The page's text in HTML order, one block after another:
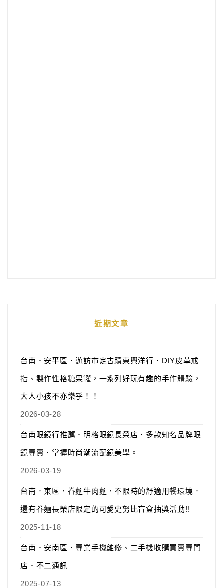
近期文章
台南．安平區．遊訪市定古蹟東興洋行．DIY皮革戒
指、製作性格糖果罐，一系列好玩有趣的手作體驗，
大人小孩不亦樂乎！！
2026-03-28
台南眼鏡行推薦．明格眼鏡長榮店．多款知名品牌眼
鏡專賣．掌握時尚潮流配鏡美學。
2026-03-19
台南．東區．眷麵牛肉麵．不限時的舒適用餐環境．
還有眷麵長榮店限定的可愛史努比盲盒抽獎活動!!
2025-11-18
台南．安南區．專業手機維修、二手機收購買賣專門
店．不二通訊
2025-07-13